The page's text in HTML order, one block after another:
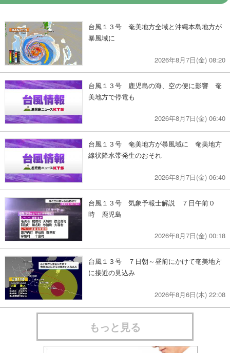
台風１３号 奄美地方全域と沖縄本島地方が
暴風域に
2026年8月7日(金) 08:20
台風１３号 鹿児島の海、空の便に影響 奄
美地方で停電も
2026年8月7日(金) 06:40
台風１３号 奄美地方が暴風域に 奄美地方
線状降水帯発生のおそれ
2026年8月7日(金) 06:40
台風１３号 気象予報士解説 ７日午前０
時 鹿児島
2026年8月7日(金) 00:18
台風１３号 ７日朝～昼前にかけて奄美地方
に接近の見込み
2026年8月6日(木) 22:08
もっと見る